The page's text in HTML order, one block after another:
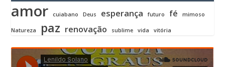
amor cuiabano Deus esperança futuro fé mimoso
Natureza paz renovação sublime vida vitória